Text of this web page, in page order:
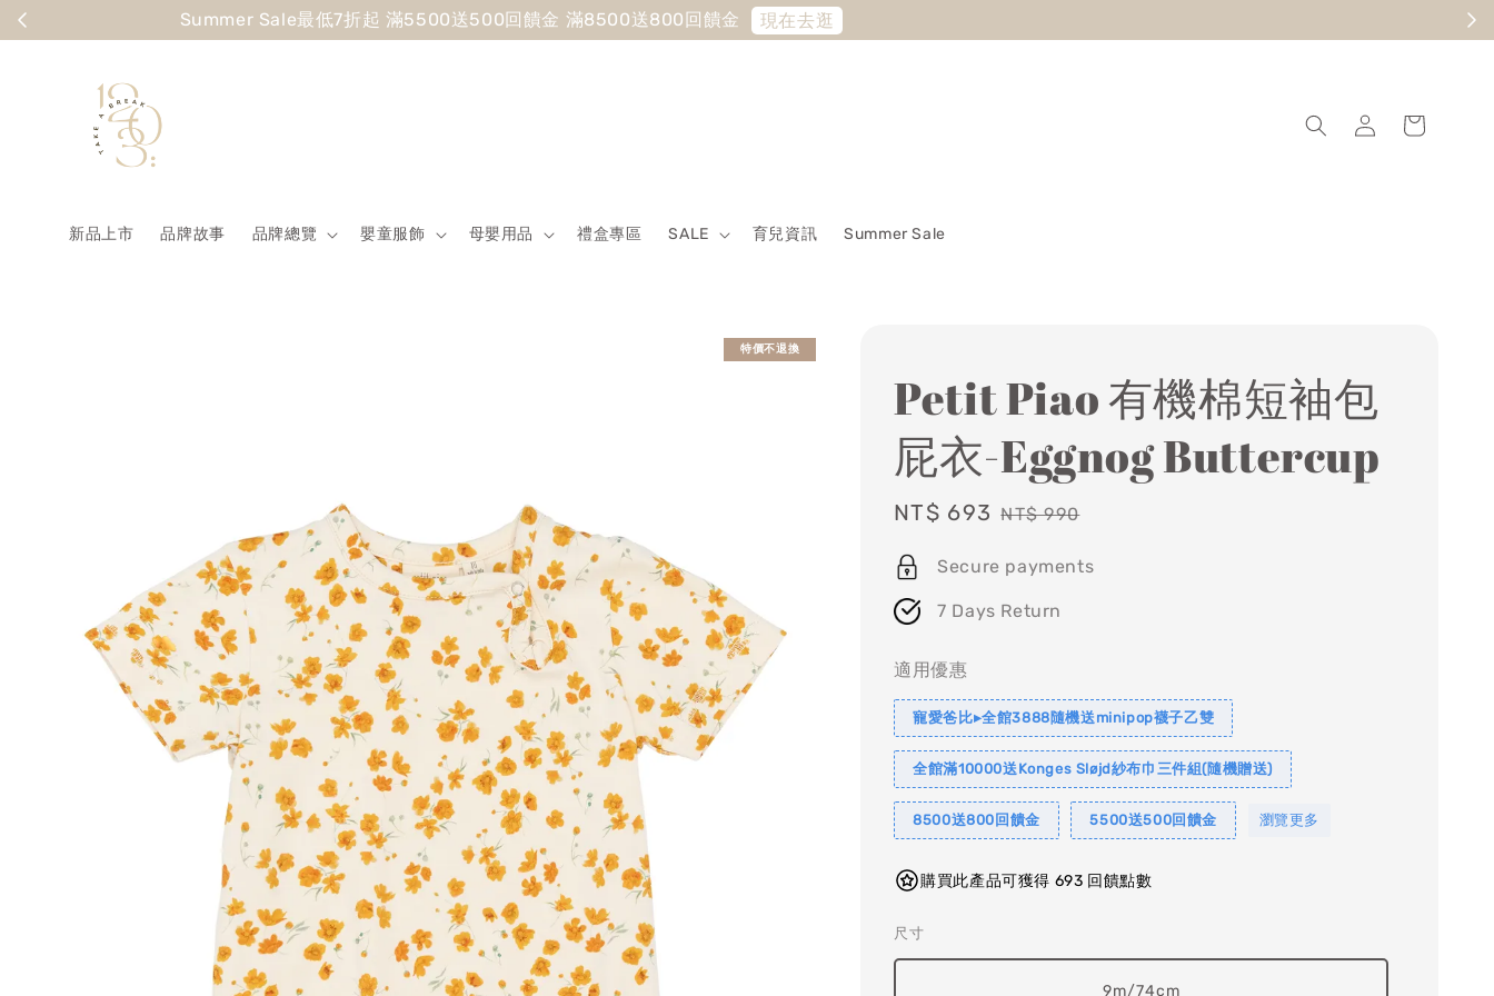
Summer Sale最低7折起 滿5500送500回饋金 滿8500送800回饋金
新品上市 品牌故事 品牌總覽 嬰童服飾 母嬰用品 禮盒專區 SALE 育兒資訊 Summer Sale
特價不退換
Petit Piao 有機棉短袖包
屁衣-Eggnog Buttercup
Sale
NT$ 693 Regular
NT$ 990
Secure payments
7 Days Return
適用優惠
寵愛爸比▸全館3888隨機送minipop襪子乙雙
全館滿10000送Konges Sløjd紗布巾三件組(隨機贈送)
8500送800回饋金 5500送500回饋金 瀏覽更多
購買此產品可獲得 693 回饋點數
尺寸
9m/74cm